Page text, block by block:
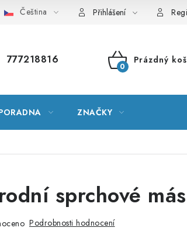
pojmů Mapa serveru Moje
Čeština Přihlášení
777218816
NÁKUPNÍ
Prázdný
ZNAČKY
sprchové
Podrobnosti hodnocení